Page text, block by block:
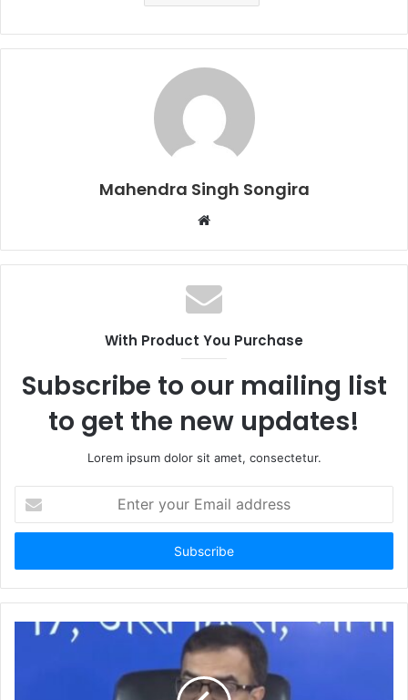
Mahendra Singh Songira
Website
With Product You Purchase
Subscribe to our mailing list
to get the new updates!
Lorem ipsum dolor sit amet, consectetur.
your
Email